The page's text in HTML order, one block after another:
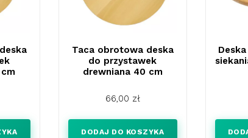
Taca obrotowa deska
do przystawek
drewniana 40 cm
Cena
66,00 zł
DODAJ DO KOSZYKA